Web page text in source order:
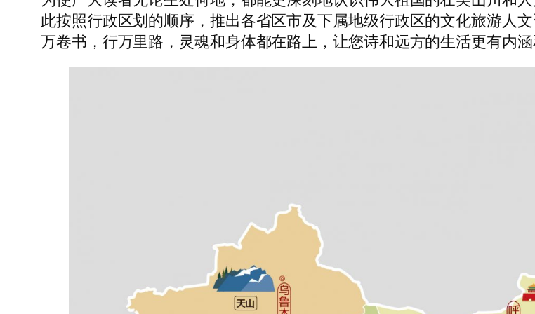
此按照行政区划的顺序，推出各省区市及下属地级行政区的文化旅游人
万卷书，行万里路，灵魂和身体都在路上，让您诗和远方的生活更有内涵